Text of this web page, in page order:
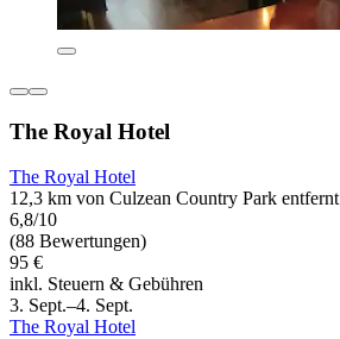
The Royal Hotel
The Royal Hotel
12,3 km von Culzean Country Park entfernt
6,8/10
(88 Bewertungen)
95 €
inkl. Steuern & Gebühren
3. Sept.–4. Sept.
The Royal Hotel